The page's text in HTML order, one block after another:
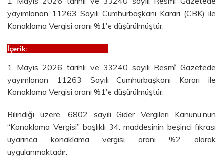
yayımlanan 11263 Sayılı Cumhurbaşkanı Kararı (CBK) ile
Konaklama Vergisi oranı %1'e düşürülmüştür.
İçerik:
1 Mayıs 2026 tarihli ve 33240 sayılı Resmî Gazetede
yayımlanan 11263 Sayılı Cumhurbaşkanı Kararı ile
Konaklama Vergisi oranı %1'e düşürülmüştür.
Bilindiği üzere, 6802 sayılı Gider Vergileri Kanunu’nun
“Konaklama Vergisi” başlıklı 34. maddesinin beşinci fıkrası
uyarınca konaklama vergisi oranı %2 olarak
uygulanmaktadır.